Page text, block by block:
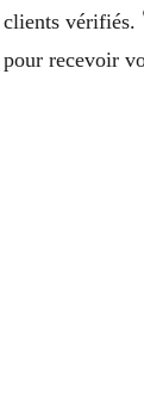
vérifiés.
recevoir